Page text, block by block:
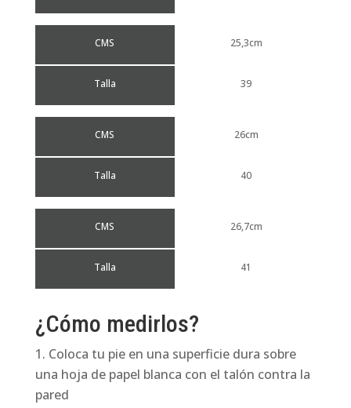
CMS
Talla
25,3cm
39
CMS
Talla
26cm
40
CMS
Talla
26,7cm
41
¿Cómo medirlos?
Coloca tu pie en una superficie dura sobre
una hoja de papel blanca con el talón contra la
pared